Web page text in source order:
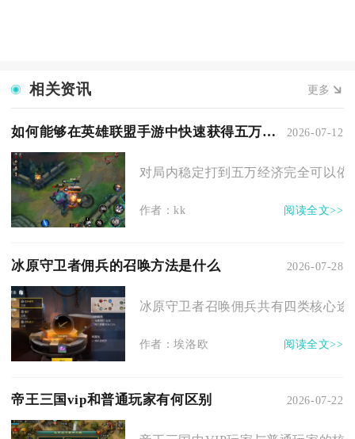
相关资讯 更多
如何能够在英雄联盟手游中快速获得五万经济 2026-07-12
对局内稳定打到五万经济完全可以
作者：kk 阅读全文>>
冰原守卫者佣兵的召唤方法是什么 2026-07-28
冰原守卫者召唤佣兵共有四类核心
作者：埃洛欧 阅读全文>>
帝王三国vip和普通玩家有何区别 2026-07-22